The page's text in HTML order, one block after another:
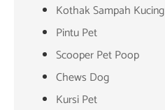
Kothak Sampah Kucing
Pintu Pet
Scooper Pet Poop
Chews Dog
Kursi Pet